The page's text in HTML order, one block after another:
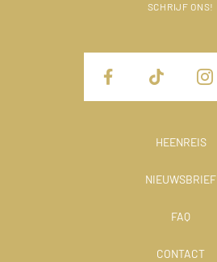
SCHRIJF ONS!
HEENREIS
NIEUWSBRIEF
FAQ
CONTACT